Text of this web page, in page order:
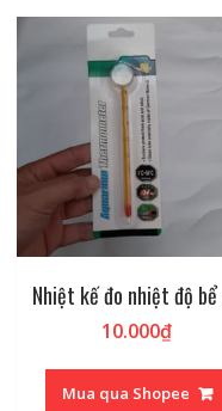
Nhiệt kế đo nhiệt độ bể
10.000₫
Mua qua Shopee